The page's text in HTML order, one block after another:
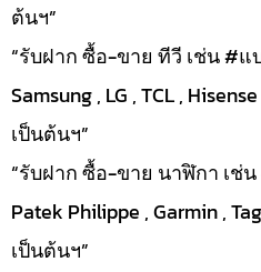
ต้นฯ”
“รับฝาก ซื้อ-ขาย ทีวี เช่น #
Samsung , LG , TCL ,
เป็นต้นฯ”
“รับฝาก ซื้อ-ขาย นาฬิกา เช่
Patek Philippe , Garmin ,
เป็นต้นฯ”